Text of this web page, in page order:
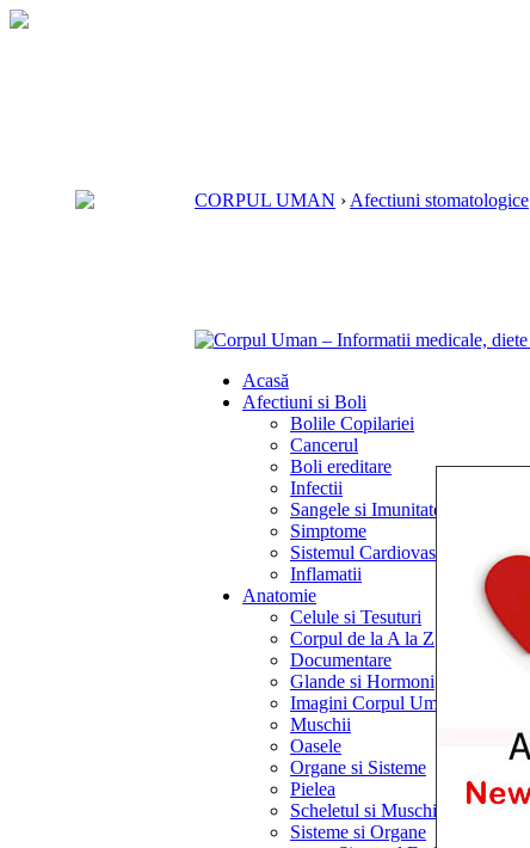
CORPUL UMAN › Afectiuni stomatologice
Acasă
Afectiuni si Boli
Bolile Copilariei
Cancerul
Boli ereditare
Infectii
Sangele si Imunitatea
Simptome
Sistemul Cardiovascular
Inflamatii
Anatomie
Celule si Tesuturi
Corpul de la A la Z
Documentare
Glande si Hormoni
Imagini Corpul Uman
Muschii
Oasele
Organe si Sisteme
Pielea
Scheletul si Muschii
Sisteme si Organe